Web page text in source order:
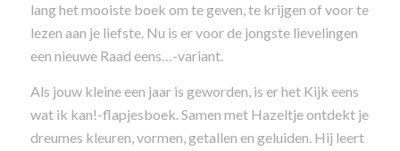
lang het mooiste boek om te geven, te krijgen of voor te
lezen aan je liefste. Nu is er voor de jongste lievelingen
een nieuwe Raad eens…-variant.
Als jouw kleine een jaar is geworden, is er het Kijk eens
wat ik kan!-flapjesboek. Samen met Hazeltje ontdekt je
dreumes kleuren, vormen, getallen en geluiden. Hij leert